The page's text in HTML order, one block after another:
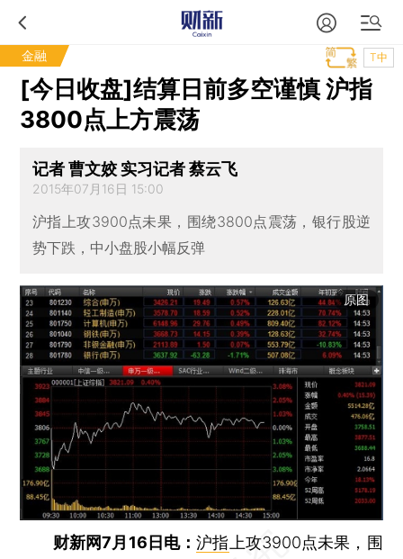
金融 T中
[今日收盘]结算日前多空谨慎 沪指
3800点上方震荡
记者 曹文姣 实习记者 蔡云飞
2015年07月16日 15:00
沪指上攻3900点未果，围绕3800点震荡，银行股逆
势下跌，中小盘股小幅反弹
原图
财新网7月16日电：沪指 上攻3900点未果，围